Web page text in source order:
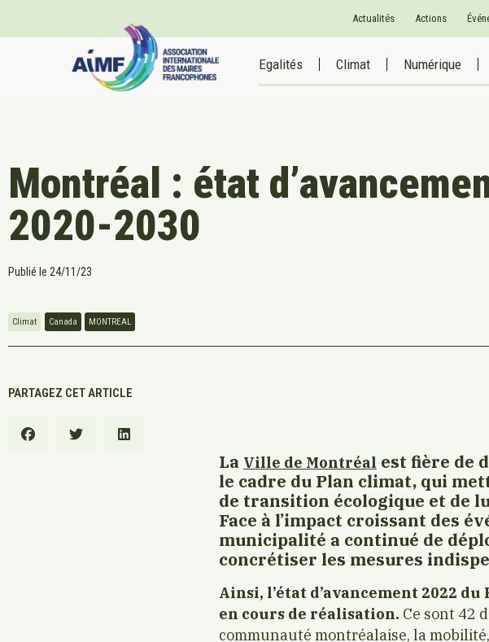
Actualités Actions
Egalités Climat Numérique
Montréal : état
2020-2030
Publié le 24/11/23
Climat Canada MONTREAL
PARTAGEZ CET ARTICLE
La Ville de Montréal est fière de
le cadre du Plan climat, qui
de transition écologique et de
Face à l’impact croissant des
municipalité a continué de
concrétiser les mesures
Ainsi, l’état d’avancement 2022
en cours de réalisation. Ce sont 42
communauté montréalaise, la